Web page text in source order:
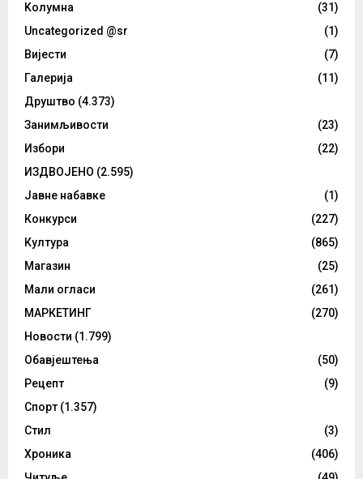
Kолумнa
(31)
Uncategorized @sr
(1)
Вијести
(7)
Галерија
(11)
Друштво (4.373)
Занимљивости
(23)
Избори
(22)
ИЗДВОЈЕНО (2.595)
Јавне набавке
(1)
Конкурси
(227)
Култура
(865)
Магазин
(25)
Мали огласи
(261)
МАРКЕТИНГ
(270)
Новости (1.799)
Обавјештења
(50)
Рецепт
(9)
Спорт (1.357)
Стил
(3)
Хроника
(406)